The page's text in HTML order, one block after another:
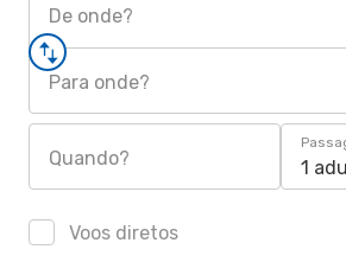
De onde?
Para onde?
Quando? 1
Voos diretos